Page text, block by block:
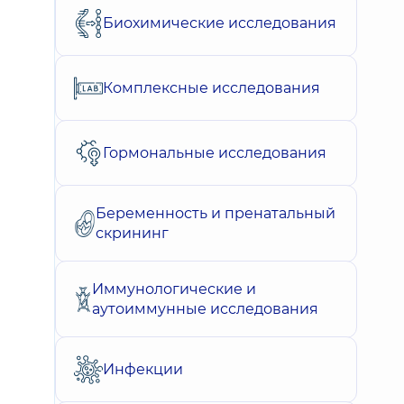
Биохимические исследования
Комплексные исследования
Гормональные исследования
Беременность и пренатальный
скрининг
Иммунологические и
аутоиммунные исследования
Инфекции